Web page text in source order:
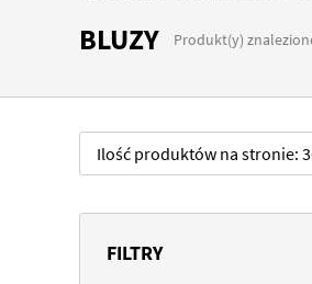
BLUZY Produkt(y)
Ilość produktów na stronie:
FILTRY